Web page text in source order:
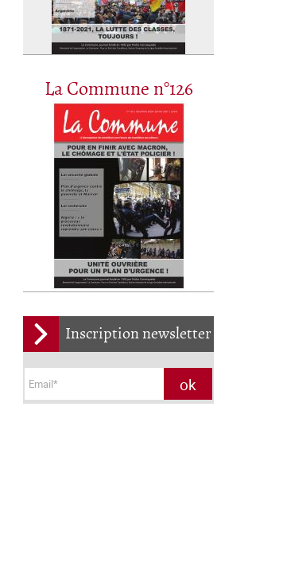
La Commune n°126
Inscription newsletter